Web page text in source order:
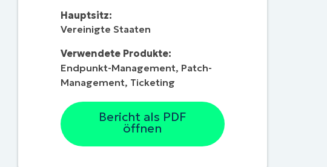
Hauptsitz:
Vereinigte Staaten
Verwendete Produkte:
Endpunkt-Management, Patch-
Management, Ticketing
Bericht als PDF
öffnen